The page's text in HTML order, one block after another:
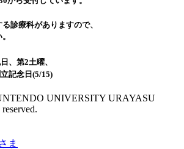
診療科がありますので、
、第2土曜、
記念日(5/15)
UNIVERSITY URAYASU
ま